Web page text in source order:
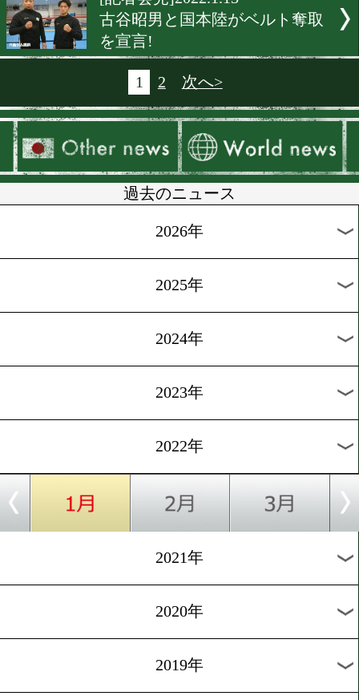
井上尚弥がファンと交流を
た!
[囲み取材]2022.1.14
井上尚弥が爆弾発言!
[記者会見]2022.1.14
宮崎亮に勝ったらボーナス
万円!
[表敬訪問]2022.1.14
[記者会見]2022.1.13
古谷昭男と国本陸がベルト
を宣言!
1 2 次へ>
過去のニュース